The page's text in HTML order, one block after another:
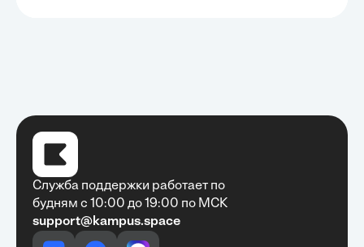
Очень быстро, недорого, качественно,
доступно
Служба поддержки работает по
будням с 10:00 до 19:00 по МСК
support@kampus.space